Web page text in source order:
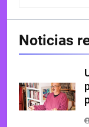
Noticias